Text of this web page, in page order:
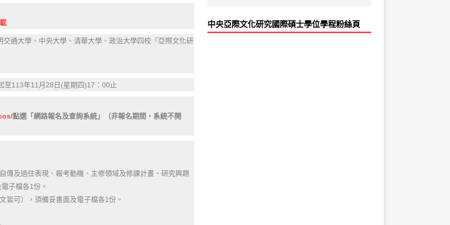
通大學、中央大學、清華大學、政治大學四校『亞際文化研
至113年11月28日(星期四)17：00止
點選「網路報名及查詢系統」（非報名期間，系統不開
傳及過往表現、報考動機、主修領域及修課計畫、研究興趣
子檔各1份。
皆可），須備妥書面及電子檔各1份。
中央亞際文化研究國際碩士學位學程粉絲頁